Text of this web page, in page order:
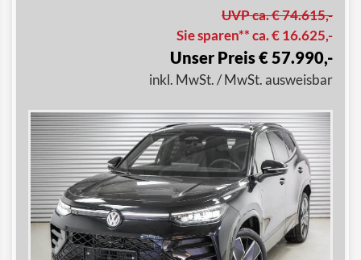
UVP ca. € 74.615,-
Sie sparen** ca. € 16.625,-
Unser Preis € 57.990,-
inkl. MwSt. / MwSt. ausweisbar